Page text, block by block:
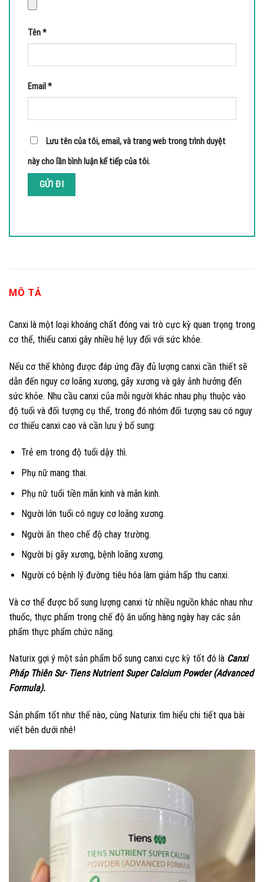
MÔ TẢ
Canxi là một loại khoáng chất đóng vai trò cực kỳ quan trọng trong
cơ thể, thiếu canxi gây nhiều hệ lụy đối với sức khỏe.
Nếu cơ thể không được đáp ứng đầy đủ lượng canxi cần thiết sẽ
dẫn đến nguy cơ loãng xương, gãy xương và gây ảnh hưởng đến
sức khỏe. Nhu cầu canxi của mỗi người khác nhau phụ thuộc vào
độ tuổi và đối tượng cụ thể, trong đó nhóm đối tượng sau có nguy
cơ thiếu canxi cao và cần lưu ý bổ sung:
Trẻ em trong độ tuổi dậy thì.
Phụ nữ mang thai.
Phụ nữ tuổi tiền mãn kinh và mãn kinh.
Người lớn tuổi có nguy cơ loãng xương.
Người ăn theo chế độ chay trường.
Người bị gãy xương, bệnh loãng xương.
Người có bệnh lý đường tiêu hóa làm giảm hấp thu canxi.
Và cơ thể được bổ sung lượng canxi từ nhiều nguồn khác nhau như
thuốc, thực phẩm trong chế độ ăn uống hàng ngày hay các sản
phẩm thực phẩm chức năng.
Naturix gợi ý một sản phẩm bổ sung canxi cực kỳ tốt đó là Canxi
Pháp Thiên Sư- Tiens Nutrient Super Calcium Powder (Advanced
Formula).
Sản phẩm tốt như thế nào, cùng Naturix tìm hiểu chi tiết qua bài
viết bên dưới nhé!
Tên*
Email *
Lưu tên của tôi, email, và trang web trong trình duyệt
này cho lần bình luận kế tiếp của tôi.